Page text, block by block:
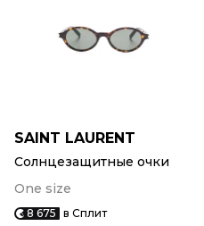
SAINT LAURENT
Солнцезащитные очки
One size
8 675 в Сплит